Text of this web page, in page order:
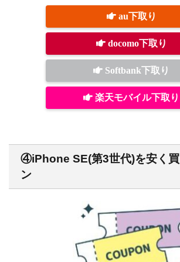
au下取り
docomo下取り
Softbank下取り
楽天モバイル下取り
④iPhone SE(第3世代)を安く
ン